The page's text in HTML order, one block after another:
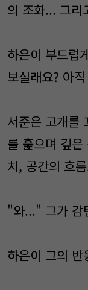
의 조화... 그리
하은이 부드럽
보실래요? 아
서준은 고개를
를 훑으며 깊
치, 공간의 흐
"와..." 그가 감
하은이 그의